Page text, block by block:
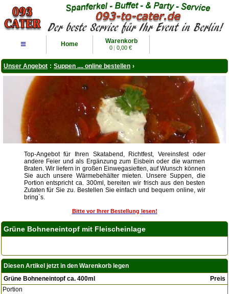
≡ Home Warenkorb
0 | 0,00 €
Unser Angebot : Suppen .... online bestellen ›
Top-Angebot für Ihren Skatabend, Richtfest, Vereinsfest oder
andere Feier und als Ergänzung zum Eisbein oder die warmen
Braten. Wir liefern in großen Einwegasietten, auf Wunsch können
Sie auch unsere Wärmebehälter mieten. Unsere Suppen, die
Portion entspricht ca. 300ml, bereiten wir frisch aus den besten
Zutaten für Sie zu. Bestellen Sie einfach und bequem online, wir
bring`s.
Bitte vor Ihrer Bestellung lesen!
Grüne Bohneneintopf mit Fleischeinlage
Diesen Artikel jetzt in den Warenkorb legen
Grüne Bohneneintopf ca. 400ml
Preis
Portion